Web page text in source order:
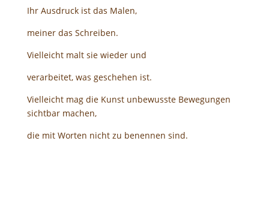
Ihr Ausdruck ist das Malen,
meiner das Schreiben.
Vielleicht malt sie wieder und
verarbeitet, was geschehen ist.
Vielleicht mag die Kunst unbewusste Bewegungen
sichtbar machen,
die mit Worten nicht zu benennen sind.